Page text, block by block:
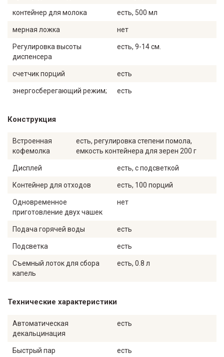
контейнер для молока есть, 500 мл
мерная ложка нет
Регулировка высоты
диспенсера
есть, 9-14 см.
счетчик порций есть
энергосберегающий режим; есть
Конструкция
Встроенная
кофемолка
есть, регулировка степени помола,
емкость контейнера для зерен 200 г
Дисплей есть, с подсветкой
Контейнер для отходов есть, 100 порций
Одновременное
приготовление двух чашек
нет
Подача горячей воды есть
Подсветка есть
Съемный лоток для сбора
капель
есть, 0.8 л
Технические характеристики
Автоматическая
декальцинация
есть
Быстрый пар есть